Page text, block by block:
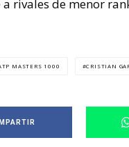
rivales de menor
MASTERS 1000 CRISTIAN